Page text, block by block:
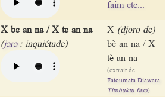
faim etc...
X bɛ an na / X tɛ an na
(jɔrɔ: inquiétude)
X (djoro de)
bè an na / X
tè an na
(extrait de
Fatoumata Diawara
Timbuktu faso)